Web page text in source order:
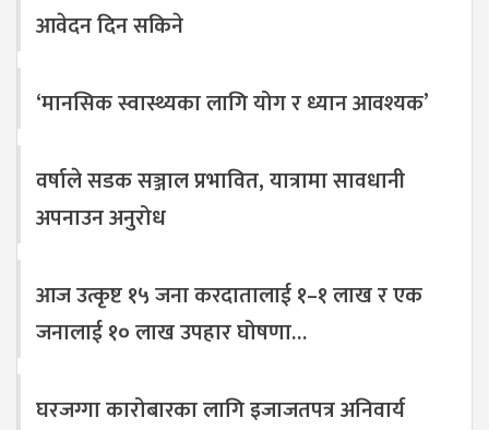
आवेदन दिन सकिने
‘मानसिक स्वास्थ्यका लागि योग र ध्यान आवश्यक’
वर्षाले सडक सञ्जाल प्रभावित, यात्रामा सावधानी
अपनाउन अनुरोध
आज उत्कृष्ट १५ जना करदातालाई १–१ लाख र एक
जनालाई १० लाख उपहार घोषणा…
घरजग्गा कारोबारका लागि इजाजतपत्र अनिवार्य